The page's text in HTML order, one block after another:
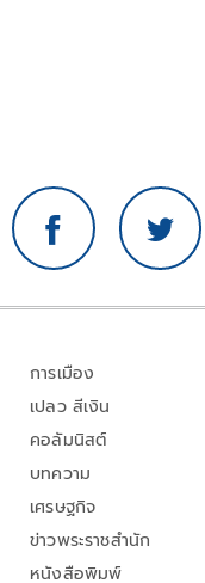
การเมือง
เปลว สีเงิน
คอลัมนิสต์
บทความ
เศรษฐกิจ
ข่าวพระราชสำนัก
หนังสือพิมพ์